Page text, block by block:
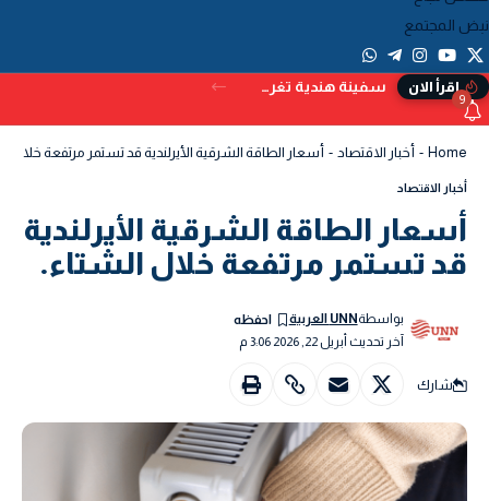
المجتمع
إقرأ الان سفينة هندية تغرق قبالة سواحل اليمن بعد تعرضها للإصابة بمقذوف
9
Home أخبار الاقتصاد - أسعار الطاقة الشرقية الأيرلندية قد تستمر مرتفعة خلال
أخبار الاقتصاد
أسعار الطاقة الشرقية الأيرلندية
قد تستمر مرتفعة خلال الشتاء.
آخر تحديث أبريل 22, 2026 3:06 م
بواسطةUNN العربية
شارك